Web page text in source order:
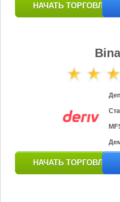
НАЧАТЬ ТОРГОВЛЮ
НАЧАТЬ ТОРГОВЛЮ